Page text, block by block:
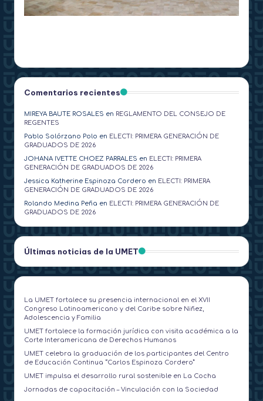
Comentarios recientes
MIREYA BAUTE ROSALES en REGLAMENTO DEL CONSEJO DE
REGENTES
Pablo Solórzano Polo en ELECTI: PRIMERA GENERACIÓN DE
GRADUADOS DE 2026
JOHANA IVETTE CHOEZ PARRALES en ELECTI: PRIMERA
GENERACIÓN DE GRADUADOS DE 2026
Jessica Katherine Espinoza Cordero en ELECTI: PRIMERA
GENERACIÓN DE GRADUADOS DE 2026
Rolando Medina Peña en ELECTI: PRIMERA GENERACIÓN DE
GRADUADOS DE 2026
Últimas noticias de la UMET
La UMET fortalece su presencia internacional en el XVII
Congreso Latinoamericano y del Caribe sobre Niñez,
Adolescencia y Familia
UMET fortalece la formación jurídica con visita académica a la
Corte Interamericana de Derechos Humanos
UMET celebra la graduación de los participantes del Centro
de Educación Continua “Carlos Espinoza Cordero”
UMET impulsa el desarrollo rural sostenible en La Cocha
Jornadas de capacitación – Vinculación con la Sociedad